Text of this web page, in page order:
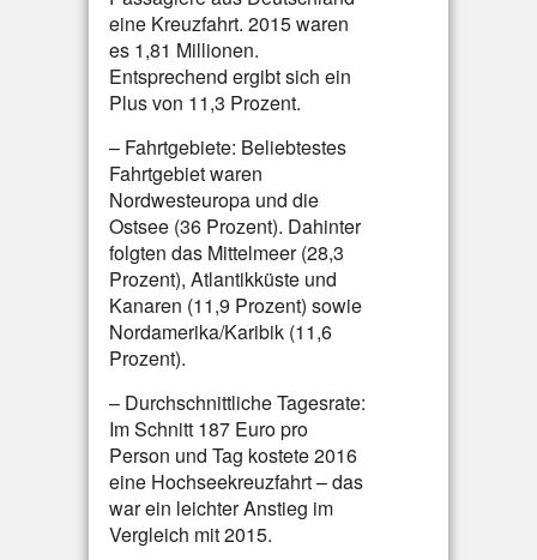
eine Kreuzfahrt. 2015 waren
es 1,81 Millionen.
Entsprechend ergibt sich ein
Plus von 11,3 Prozent.
– Fahrtgebiete: Beliebtestes
Fahrtgebiet waren
Nordwesteuropa und die
Ostsee (36 Prozent). Dahinter
folgten das Mittelmeer (28,3
Prozent), Atlantikküste und
Kanaren (11,9 Prozent) sowie
Nordamerika/Karibik (11,6
Prozent).
– Durchschnittliche Tagesrate:
Im Schnitt 187 Euro pro
Person und Tag kostete 2016
eine Hochseekreuzfahrt – das
war ein leichter Anstieg im
Vergleich mit 2015.